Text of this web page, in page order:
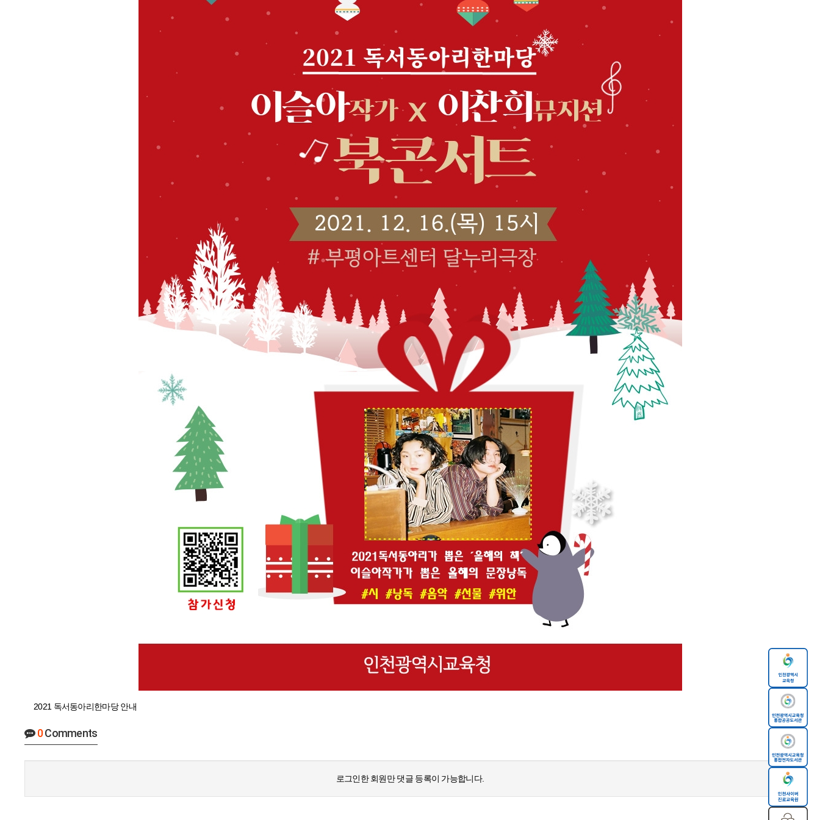
2021 독서동아리한마당 안내
0Comments
로그인한 회원만 댓글 등록이 가능합니다.